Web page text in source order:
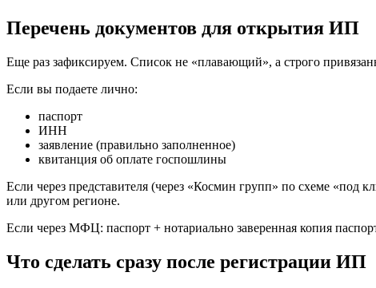
Перечень документов для открытия ИП
Еще раз зафиксируем. Список не «плавающий», а строго
Если вы подаете лично:
паспорт
ИНН
заявление (правильно заполненное)
квитанция об оплате госпошлины
Если через представителя (через «Космин групп» по схеме «под
или другом регионе.
Если через МФЦ: паспорт + нотариально заверенная копия
Что сделать сразу после регистрации ИП